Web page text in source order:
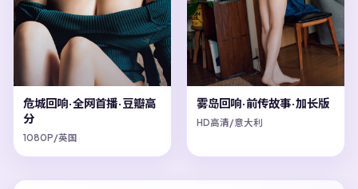
危城回响·全网首播·豆瓣高
分
1080P/英国
雾岛回响·前传故事·加长版
HD高清/意大利